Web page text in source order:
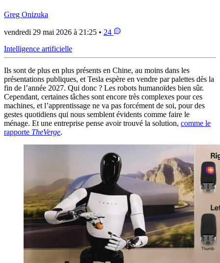
Greg Onizuka
vendredi 29 mai 2026 à 21:25 • 24
Intelligence artificielle
Ils sont de plus en plus présents en Chine, au moins dans les
présentations publiques, et Tesla espère en vendre par palettes dès la
fin de l’année 2027. Qui donc ? Les robots humanoïdes bien sûr.
Cependant, certaines tâches sont encore très complexes pour ces
machines, et l’apprentissage ne va pas forcément de soi, pour des
gestes quotidiens qui nous semblent évidents comme faire le
ménage. Et une entreprise pense avoir trouvé la solution, comme le
rapporte TheVerge.